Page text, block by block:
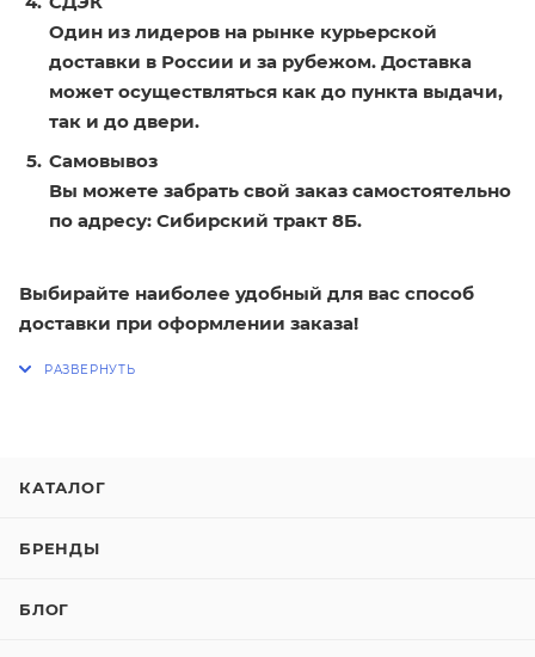
Один из лидеров на рынке курьерской
доставки в России и за рубежом. Доставка
может осуществляться как до пункта выдачи,
так и до двери.
Самовывоз
Вы можете забрать свой заказ самостоятельно
по адресу: Сибирский тракт 8Б.
Выбирайте наиболее удобный для вас способ
доставки при оформлении заказа!
КАТАЛОГ
БРЕНДЫ
БЛОГ